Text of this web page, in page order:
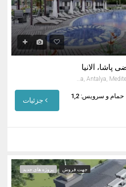
پاشا، آلانیا
Gazipaşa, Antalya, Mediterranean Region, 07900, Türkiye
حمام و سرویس: 1,2
جهت فروش پروژه های جدید